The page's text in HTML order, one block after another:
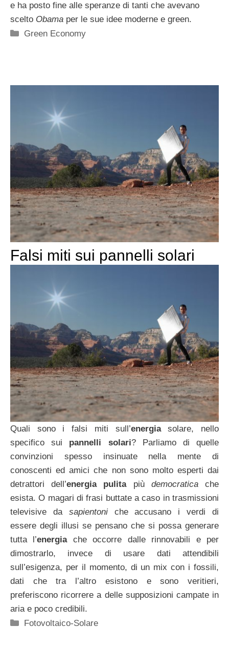
e ha posto fine alle speranze di tanti che avevano
scelto Obama per le sue idee moderne e green.
Categorie
Green Economy
Falsi miti sui pannelli solari
Quali sono i falsi miti sull’energiasolare, nello
specifico sui pannelli solari? Parliamo di quelle
convinzioni spesso insinuate nella mente di
conoscenti ed amici che non sono molto esperti dai
detrattori dell’energia pulitapiù democraticache
esista. O magari di frasi buttate a caso in trasmissioni
televisive da sapientoniche accusano i verdi di
essere degli illusi se pensano che si possa generare
tutta l’energiache occorre dalle rinnovabili e per
dimostrarlo, invece di usare dati attendibili
sull’esigenza, per il momento, di un mix con i fossili,
dati che tra l’altro esistono e sono veritieri,
preferiscono ricorrere a delle supposizioni campate in
aria e poco credibili.
Categorie
Fotovoltaico-Solare